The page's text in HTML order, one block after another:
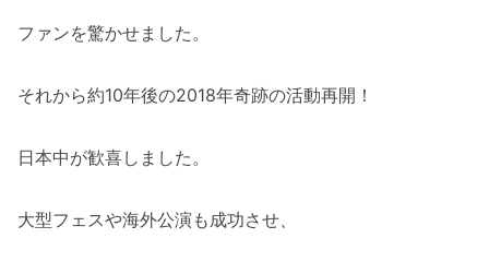
ファンを驚かせました。
それから約10年後の2018年奇跡の活動再開！
日本中が歓喜しました。
大型フェスや海外公演も成功させ、